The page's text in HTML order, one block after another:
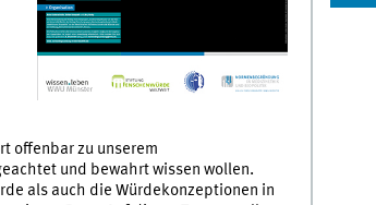
offenbar zu unserem
und bewahrt wissen wollen.
als auch die Würdekonzeptionen in